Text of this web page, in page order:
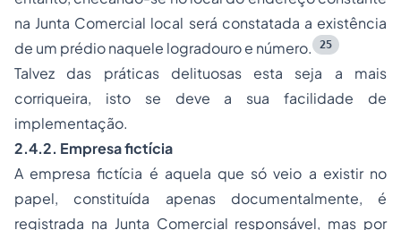
na Junta Comercial local será constatada a existência
de um prédio naquele logradouro e número.
25
Talvez das práticas delituosas esta seja a mais
corriqueira, isto se deve a sua facilidade de
implementação.
2.4.2. Empresa fictícia
A empresa fictícia é aquela que só veio a existir no
papel, constituída apenas documentalmente, é
registrada na Junta Comercial responsável, mas por